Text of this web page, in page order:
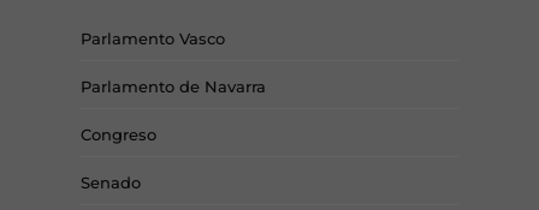
Parlamento Vasco
Parlamento de Navarra
Congreso
Senado